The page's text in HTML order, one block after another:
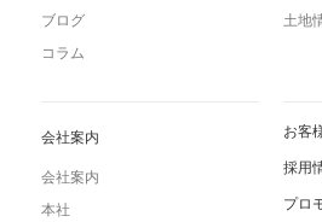
ブログ
コラム
土地
会社案内
会社案内
本社
お客
採用
プロ